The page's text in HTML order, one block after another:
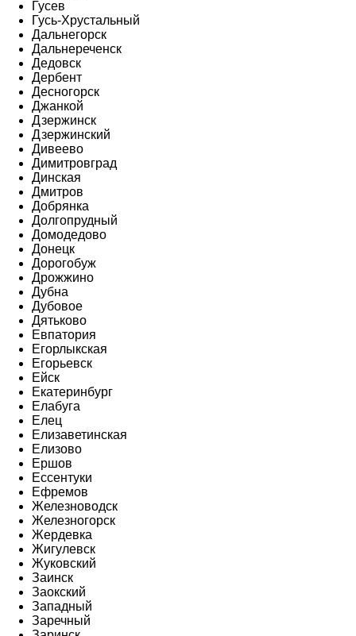
Гусев
Гусь-Хрустальный
Дальнегорск
Дальнереченск
Дедовск
Дербент
Десногорск
Джанкой
Дзержинск
Дзержинский
Дивеево
Димитровград
Динская
Дмитров
Добрянка
Долгопрудный
Домодедово
Донецк
Дорогобуж
Дрожжино
Дубна
Дубовое
Дятьково
Евпатория
Егорлыкская
Егорьевск
Ейск
Екатеринбург
Елабуга
Елец
Елизаветинская
Елизово
Ершов
Ессентуки
Ефремов
Железноводск
Железногорск
Жердевка
Жигулевск
Жуковский
Заинск
Заокский
Западный
Заречный